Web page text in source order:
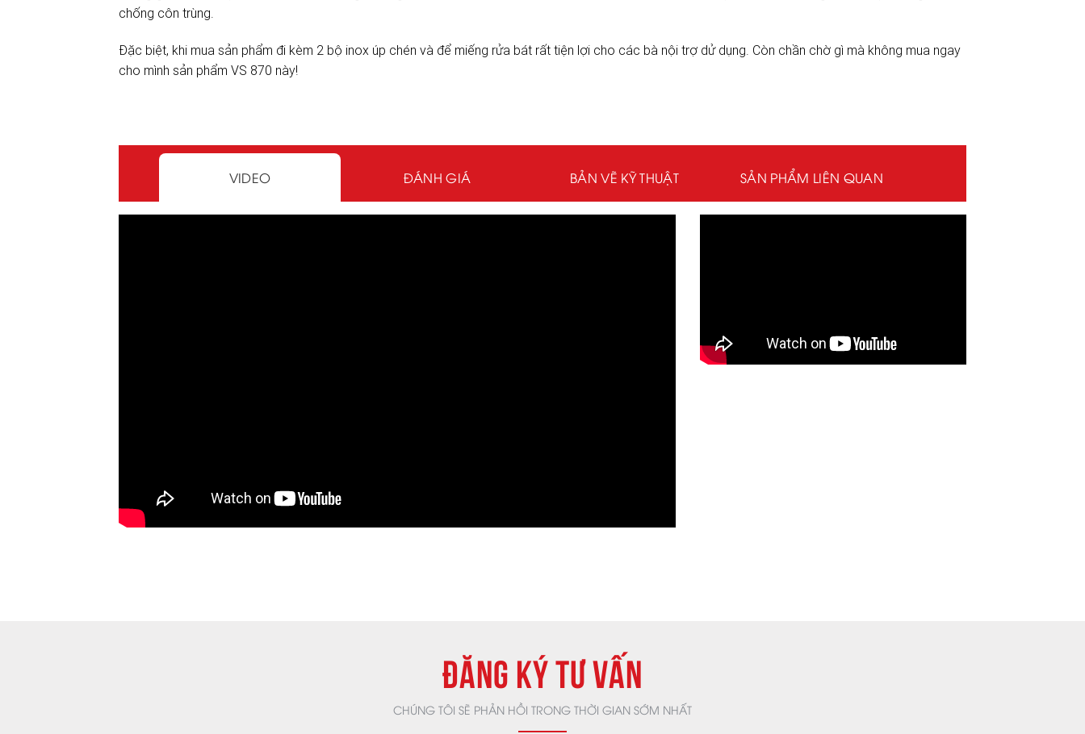
chống côn trùng.
Đặc biệt, khi mua sản phẩm đi kèm 2 bộ inox úp chén và để miếng rửa bát rất tiện lợi cho các bà nội trợ dử dụng. Còn chần chờ gì mà không mua ngay
cho mình sản phẩm VS 870 này!
VIDEO ĐÁNH GIÁ BẢN VẼ KỸ THUẬT SẢN PHẨM LIÊN QUAN
ĐĂNG KÝ TƯ VẤN
CHÚNG TÔI SẼ PHẢN HỒI TRONG THỜI GIAN SỚM NHẤT